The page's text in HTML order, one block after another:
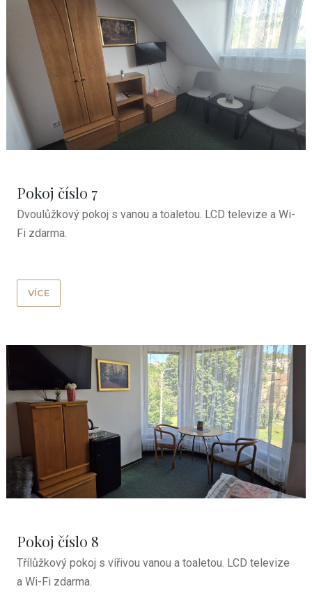
Pokoj číslo 7
Dvoulůžkový pokoj s vanou a toaletou. LCD televize a Wi-
Fi zdarma.
VÍCE
Pokoj číslo 8
Třílůžkový pokoj s vířivou vanou a toaletou. LCD televize
a Wi-Fi zdarma.